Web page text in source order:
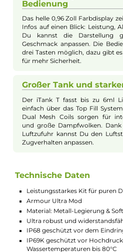
Slide Top Fill und einer
neuen GTi Dual Mesh Coils
Wolken garantiert. Im
enthalten, die durch ihre
Verdampfung beste
überzeugt das Vaporesso
Bauweise, durchdachtem
Robust und
Zweiter
Der Armour Ultra Mod
auszuhalten. Er ist
staub und stoßfest. So
sorgenfrei im Alltag
Großer Akku für
lange Zeit dampfen,
müssen. Und wenn der
ihn schnell über das USB-
starke Leistung von bis